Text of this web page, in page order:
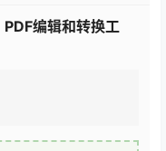
编辑和转换工